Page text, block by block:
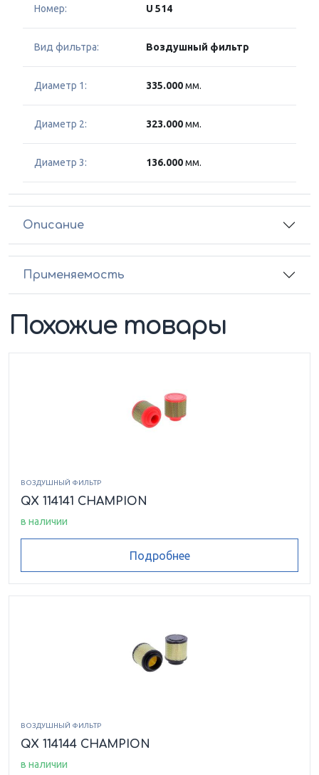
Номер: U 514
Вид фильтра: Воздушный фильтр
Диаметр 1: 335.000мм.
Диаметр 2: 323.000мм.
Диаметр 3: 136.000мм.
Описание
Применяемость
Похожие товары
ВОЗДУШНЫЙ ФИЛЬТР
QX 114141 CHAMPION
в наличии
Подробнее
ВОЗДУШНЫЙ ФИЛЬТР
QX 114144 CHAMPION
в наличии